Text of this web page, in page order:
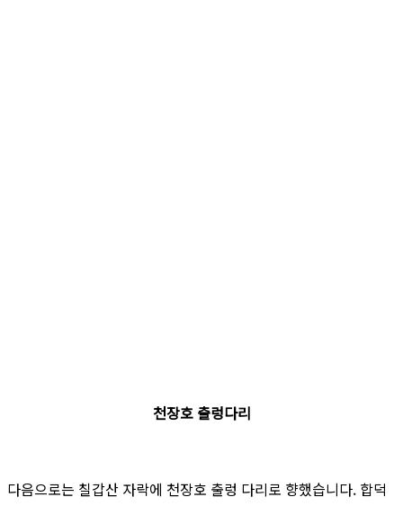
천장호 출렁다리
다음으로는 칠갑산 자락에 천장호 출렁 다리로 향했습니다. 합덕